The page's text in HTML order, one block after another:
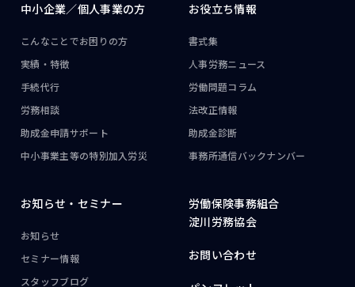
中小企業／個人事業の方
こんなことでお困りの方
実績・特徴
手続代行
労務相談
助成金申請サポート
中小事業主等の特別加入労災
お役立ち情報
書式集
人事労務ニュース
労働問題コラム
法改正情報
助成金診断
事務所通信バックナンバー
お知らせ・ セミナー
お知らせ
セミナー情報
スタッフブログ
労働保険事務組合
淀川労務協会
お問い合わせ